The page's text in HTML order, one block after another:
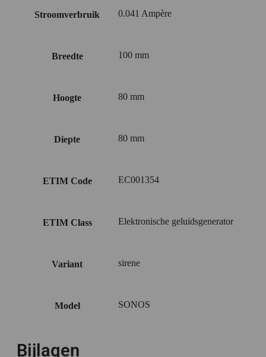
Stroomverbruik 0.041 Ampère
Breedte 100 mm
Hoogte 80 mm
Diepte 80 mm
ETIM Code EC001354
ETIM Class Elektronische geluidsgenerator
Variant sirene
Model SONOS
Bijlagen